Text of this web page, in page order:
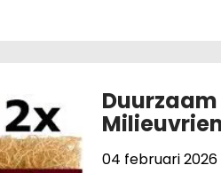
04 februari 2026